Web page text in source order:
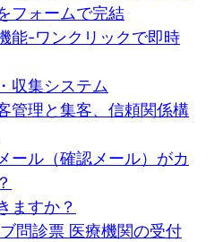
フォームで完結
能-ワンクリックで即時
収集システム
管理と集客、信頼関係構
ール（確認メール）がカ
ますか？
問診票 医療機関の受付